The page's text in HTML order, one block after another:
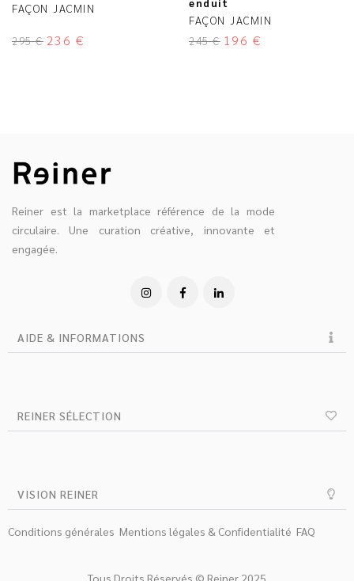
FAÇON JACMIN
295€ 236 €
enduit
FAÇON JACMIN
245€ 196 €
Reiner est la marketplace référence de la mode
circulaire. Une curation créative, innovante et
engagée.
AIDE & INFORMATIONS
REINER SÉLECTION
VISION REINER
Conditions générales Mentions légales & Confidentialité FAQ
Tous Droits Réservés © Reiner 2025